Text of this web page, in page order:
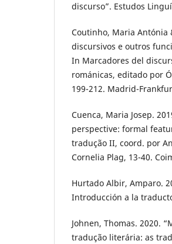
discurso”. Estudos
Coutinho, Maria Antónia
discursivos e outros
In Marcadores del
románicas, editado por
199-212. Madrid-
Cuenca, Maria Josep.
perspective: formal
tradução II, coord. por
Cornelia Plag, 13-40.
Hurtado Albir, Amparo.
Introducción a la
Johnen, Thomas. 2020.
tradução literária: as